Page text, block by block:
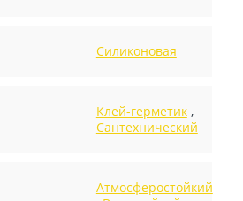
Силиконовая
Клей-герметик,
Сантехнический
Атмосферостойкий